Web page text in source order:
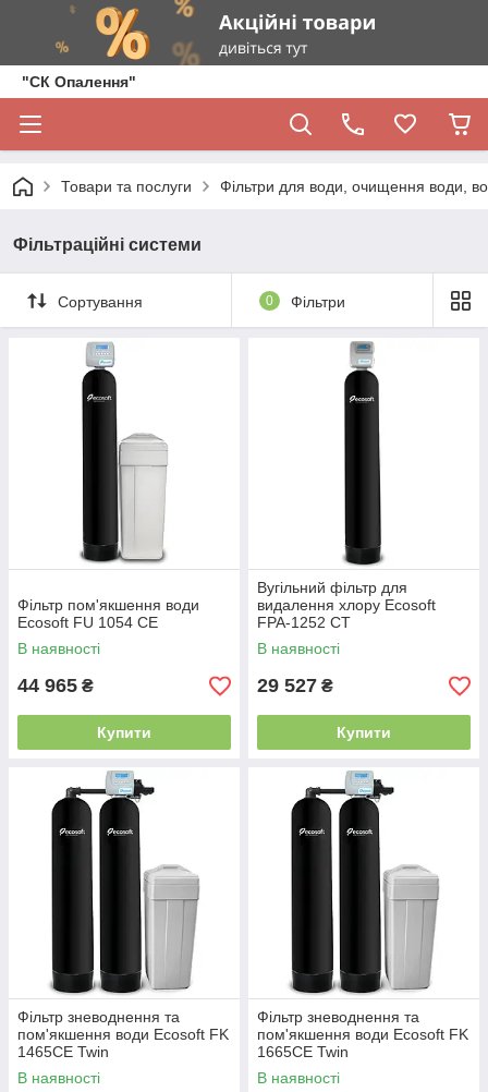
"СК Опалення"
Товари та послуги Фільтри для води, очищення води,
Фільтраційні системи
Сортування 0 Фільтри
Фільтр пом'якшення води
Ecosoft FU 1054 CE
В наявності
44 965 ₴
Купити
Вугільний фільтр для
видалення хлору Ecosoft
FPA-1252 CT
В наявності
29 527 ₴
Купити
Фільтр зневоднення та
пом'якшення води Ecosoft FK
1465CE Twin
В наявності
Фільтр зневоднення та
пом'якшення води Ecosoft FK
1665CE Twin
В наявності